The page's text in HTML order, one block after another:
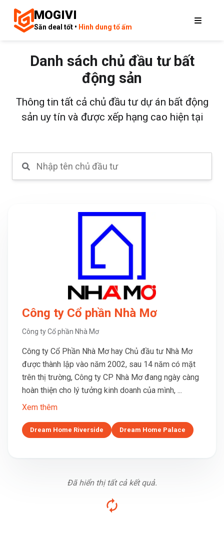
MOGIVI
Săn deal tốt • Hình dung tổ ấm
Danh sách chủ đầu tư bất
động sản
Thông tin tất cả chủ đầu tư dự án bất động
sản uy tín và được xếp hạng cao hiện tại
Công ty Cổ phần Nhà Mơ
Công ty Cổ phần Nhà Mơ
Công ty Cổ Phần Nhà Mơ hay Chủ đầu tư Nhà Mơ
được thành lập vào năm 2002, sau 14 năm có mặt
trên thị trường, Công ty CP Nhà Mơ đang ngày càng
hoàn thiện cho lý tưởng kinh doanh của mình, ...
Xem thêm
Dream Home Riverside Dream Home Palace
Đã hiển thị tất cả kết quả.